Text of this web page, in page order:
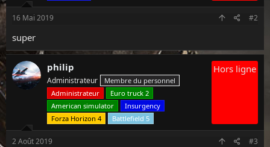
Voir la pièce jointe 181
16 Mai 2019 #2
super
philip
Administrateur
Membre du personnel
Administrateur
Euro truck 2
American simulator
Insurgency
Forza Horizon 4
Battlefield 5
Hors ligne
2 Août 2019 #3